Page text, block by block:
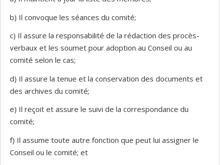
b) Il convoque les séances du comité;
c) Il assure la responsabilité de la rédaction des procès-
verbaux et les soumet pour adoption au Conseil ou au
comité selon le cas;
d) Il assure la tenue et la conservation des documents et
des archives du comité;
e) Il reçoit et assure le suivi de la correspondance du
comité;
f) Il assume toute autre fonction que peut lui assigner le
Conseil ou le comité; et